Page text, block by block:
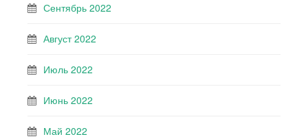
Сентябрь 2022
Август 2022
Июль 2022
Июнь 2022
Май 2022